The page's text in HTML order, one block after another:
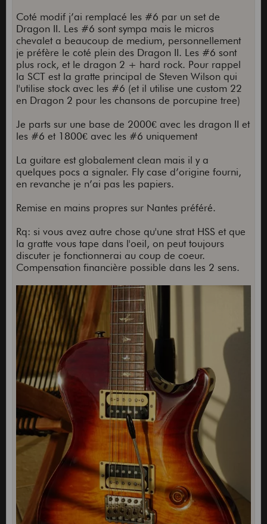
Coté modif j’ai remplacé les #6 par un set de
Dragon II. Les #6 sont sympa mais le micros
chevalet a beaucoup de medium, personnellement
je préfère le coté plein des Dragon II. Les #6 sont
plus rock, et le dragon 2 + hard rock. Pour rappel
la SCT est la gratte principal de Steven Wilson qui
l'utilise stock avec les #6 (et il utilise une custom 22
en Dragon 2 pour les chansons de porcupine tree)
Je parts sur une base de 2000€ avec les dragon II et
les #6 et 1800€ avec les #6 uniquement
La guitare est globalement clean mais il y a
quelques pocs a signaler. Fly case d’origine fourni,
en revanche je n’ai pas les papiers.
Remise en mains propres sur Nantes préféré.
Rq: si vous avez autre chose qu'une strat HSS et que
la gratte vous tape dans l'oeil, on peut toujours
discuter je fonctionnerai au coup de coeur.
Compensation financière possible dans les 2 sens.